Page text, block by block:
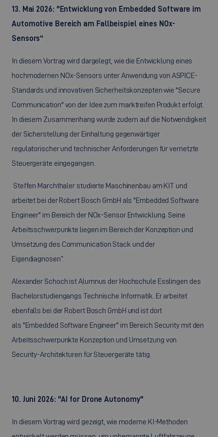
13. Mai 2026: "Entwicklung von Embedded Software im
Automotive Bereich am Fallbeispiel eines NOx-
Sensors“
In diesem Vortrag wird dargelegt, wie die Entwicklung eines
hochmodernen NOx-Sensors unter Anwendung von ASPICE-
Standards und innovativen Sicherheitskonzepten wie "Secure
Communication" von der Idee zum marktreifen Produkt erfolgt.
In diesem Zusammenhang wurde zudem auf die Notwendigkeit
der Sicherstellung der Einhaltung gegenwärtiger
regulatorischer und technischer Anforderungen für vernetzte
Steuergeräte eingegangen.
Steffen Marchthaler studierte Maschinenbau am KIT und
arbeitet bei der Robert Bosch GmbH als "Embedded Software
Engineer" im Bereich der NOx-Sensor Entwicklung. Seine
Arbeitsschwerpunkte liegen im Bereich der Konzeption und
Umsetzung des Communication Stack und der
Eigendiagnosen“.
Alexander Schoch ist Alumnus der Hochschule Esslingen des
Bachelorstudiengangs Technische Informatik. Er arbeitet
ebenfalls bei der Robert Bosch GmbH und ist dort
als "Embedded Software Engineer" im Bereich Security mit den
Arbeitsschwerpunkte Konzeption und Umsetzung von
Security-Architekturen für Steuergeräte tätig.
10. Juni 2026: "AI for Drone Autonomy"
In diesem Vortrag wird gezeigt, wie moderne KI-Methoden